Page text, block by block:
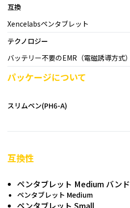
互換
Xencelabsペンタブレット
テクノロジー
バッテリー不要のEMR（電磁誘導方式）
パッケージについて
スリムペン(PH6-A)
互換性
ペンタブレット Medium バン
ペンタブレット Medium
ペンタブレット Small